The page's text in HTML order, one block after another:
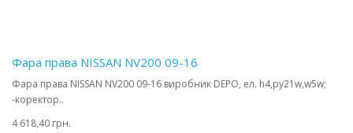
Фара права NISSAN NV200 09-16
Фара права NISSAN NV200 09-16 виробник DEPO, ел. h4,py21w,w5w;
-коректор..
4 618,40 грн.